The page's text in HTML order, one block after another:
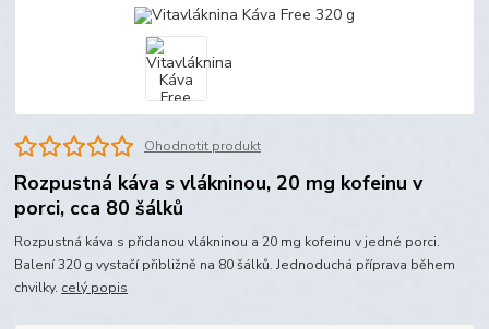
Ohodnotit produkt
Rozpustná káva s vlákninou, 20 mg kofeinu v
porci, cca 80 šálků
Rozpustná káva s přidanou vlákninou a 20 mg kofeinu v jedné porci.
Balení 320 g vystačí přibližně na 80 šálků. Jednoduchá příprava během
chvilky. celý popis